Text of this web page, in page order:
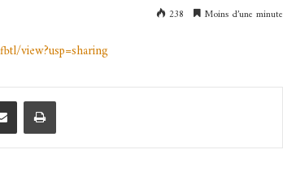
238 Moins d’une minute
view?usp=sharing
Partager par email Imprimer